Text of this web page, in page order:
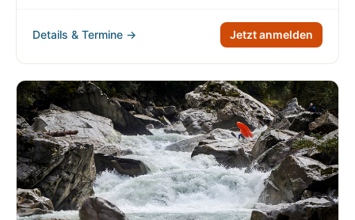
Details & Termine → Jetzt anmelden